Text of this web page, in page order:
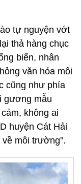
tự nguyện vớt
thả hàng chục
biển, nhân
văn hóa môi
cũng như phía
gương mẫu
không ai
huyện Cát Hải
môi trường”.